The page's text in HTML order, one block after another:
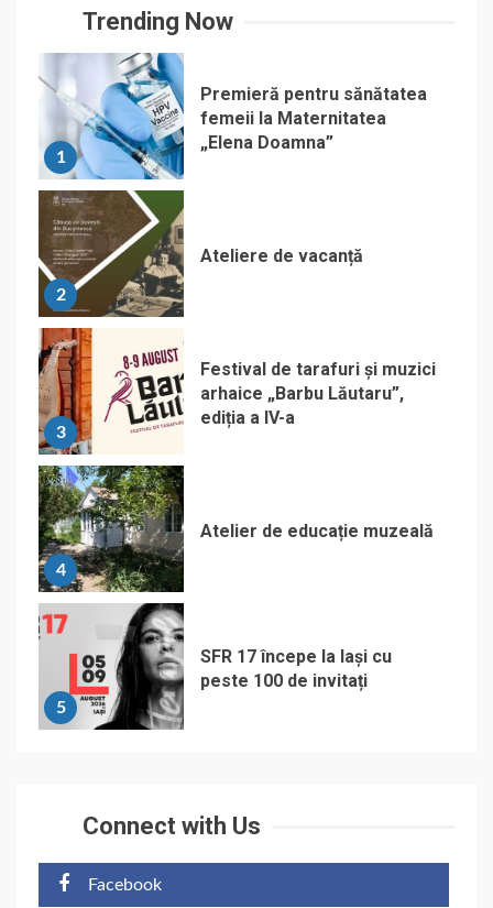
Trending Now
1
Premieră pentru sănătatea
femeii la Maternitatea
„Elena Doamna”
2
Ateliere de vacanță
3
Festival de tarafuri și muzici
arhaice „Barbu Lăutaru”,
ediția a IV-a
4
Atelier de educație muzeală
5
SFR 17 începe la Iași cu
peste 100 de invitați
Connect with Us
Facebook